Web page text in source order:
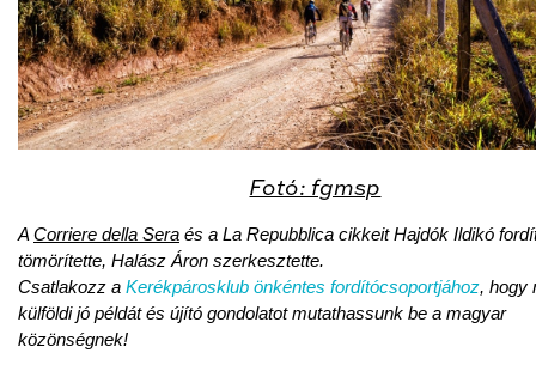
Fotó: fgmsp
A Corriere della Sera és a La Repubblica cikkeit Hajdók Ildikó
tömörítette, Halász Áron szerkesztette.
Csatlakozz a Kerékpárosklub önkéntes fordítócsoportjához, hogy
külföldi jó példát és újító gondolatot mutathassunk be a magyar
közönségnek!